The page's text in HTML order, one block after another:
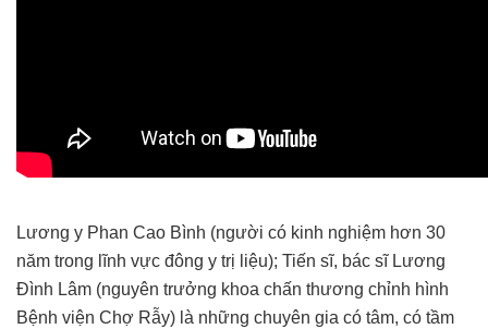
Lương y Phan Cao Bình (người có kinh nghiệm hơn 30
năm trong lĩnh vực đông y trị liệu); Tiến sĩ, bác sĩ Lương
Đình Lâm (nguyên trưởng khoa chấn thương chỉnh hình
Bệnh viện Chợ Rẫy) là những chuyên gia có tâm, có tầm